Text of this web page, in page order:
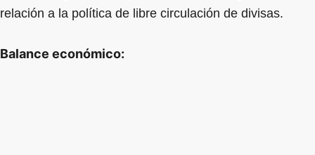
relación a la política de libre circulación de divisas.
Balance económico: